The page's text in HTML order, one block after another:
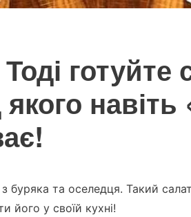
якого
буряка та оселедця. Такий
його у своїй кухні!